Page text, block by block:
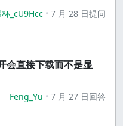
_cU9Hcc 7 月 28 日提问
会直接下载而不是显
Feng_Yu 7 月 27 日回答